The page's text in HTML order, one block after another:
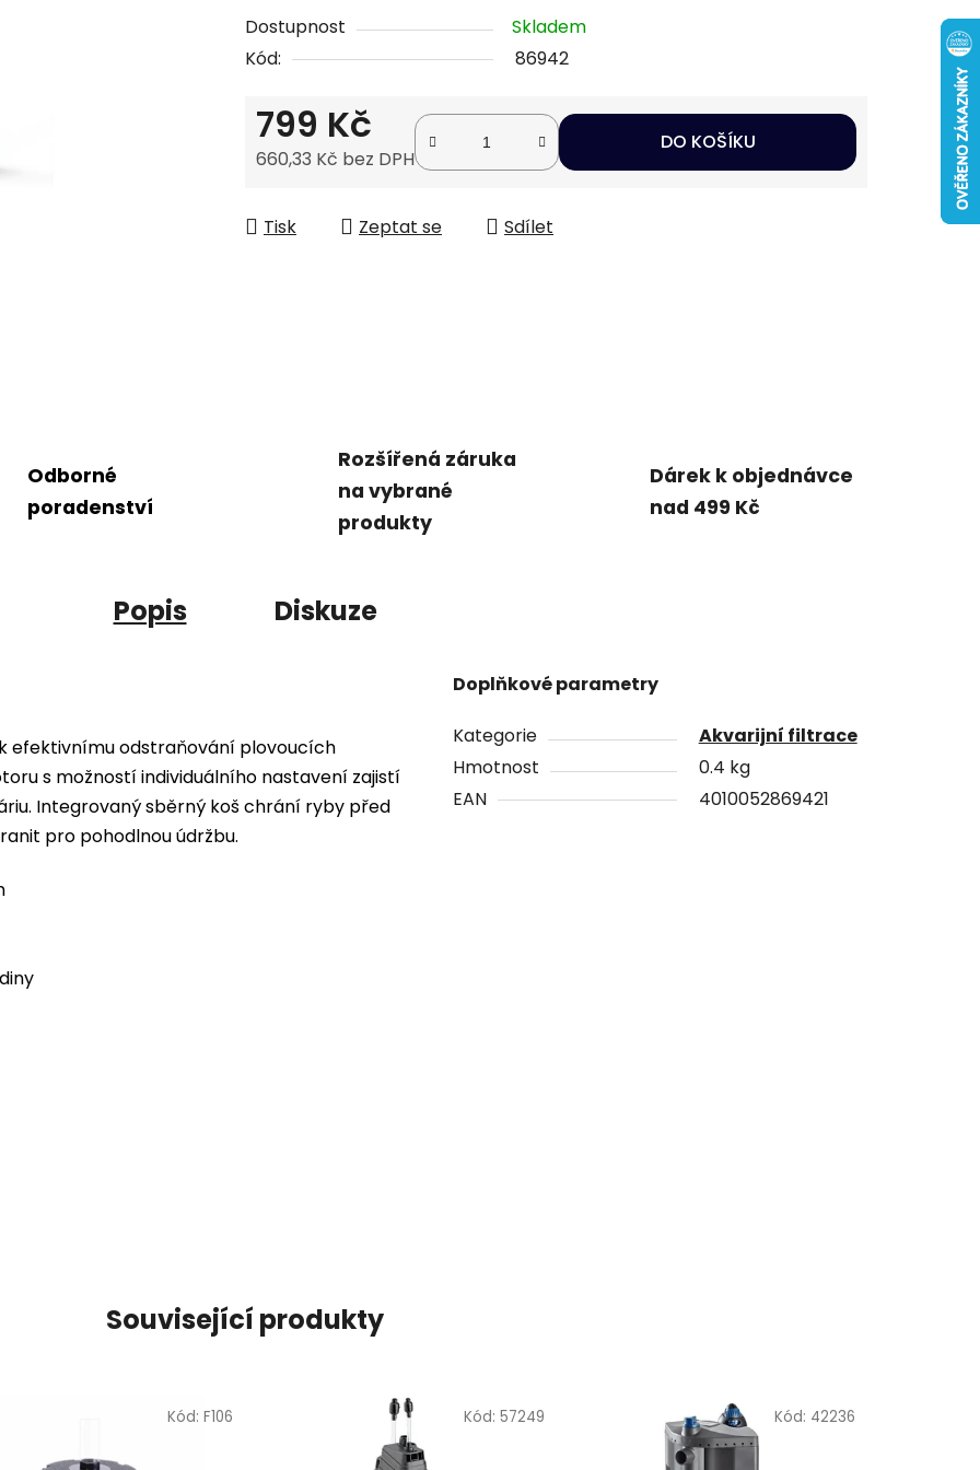
je
0,0
hvězdiček.
Dostupnost
Skladem
Kód:
86942
799 Kč
660,33 Kč bez DPH
DO KOŠÍKU
Tisk Zeptat se Sdílet
Odborné
poradenství
Rozšířená záruka
na vybrané
produkty
Dárek k objednávce
nad 499 Kč
Popis Diskuze
efektivnímu odstraňování plovoucích
s možností individuálního nastavení zajistí
Integrovaný sběrný koš chrání ryby před
pro pohodlnou údržbu.
Doplňkové parametry
Kategorie
Akvarijní filtrace
Hmotnost
0.4 kg
EAN
4010052869421
Související produkty
Kód: F106 Kód: 57249 Kód: 42236